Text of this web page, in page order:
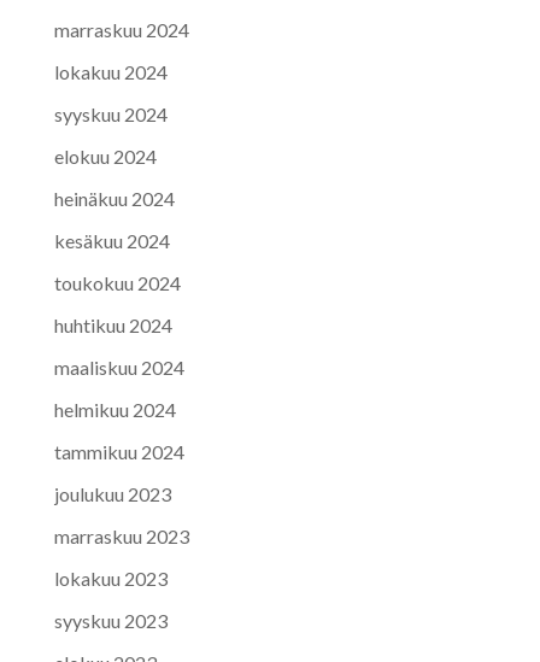
marraskuu 2024
lokakuu 2024
syyskuu 2024
elokuu 2024
heinäkuu 2024
kesäkuu 2024
toukokuu 2024
huhtikuu 2024
maaliskuu 2024
helmikuu 2024
tammikuu 2024
joulukuu 2023
marraskuu 2023
lokakuu 2023
syyskuu 2023